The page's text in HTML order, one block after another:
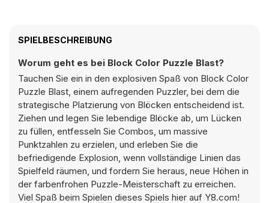
SPIELBESCHREIBUNG
Worum geht es bei Block Color Puzzle Blast?
Tauchen Sie ein in den explosiven Spaß von Block Color
Puzzle Blast, einem aufregenden Puzzler, bei dem die
strategische Platzierung von Blöcken entscheidend ist.
Ziehen und legen Sie lebendige Blöcke ab, um Lücken
zu füllen, entfesseln Sie Combos, um massive
Punktzahlen zu erzielen, und erleben Sie die
befriedigende Explosion, wenn vollständige Linien das
Spielfeld räumen, und fordern Sie heraus, neue Höhen in
der farbenfrohen Puzzle-Meisterschaft zu erreichen.
Viel Spaß beim Spielen dieses Spiels hier auf Y8.com!